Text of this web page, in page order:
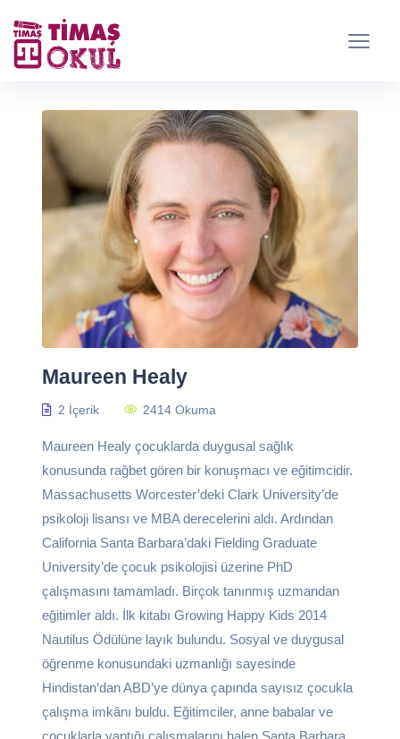
Maureen Healy
2 İçerik 2414 Okuma
Maureen Healy çocuklarda duygusal sağlık
konusunda rağbet gören bir konuşmacı ve eğitimcidir.
Massachusetts Worcester’deki Clark University’de
psikoloji lisansı ve MBA derecelerini aldı. Ardından
California Santa Barbara’daki Fielding Graduate
University’de çocuk psikolojisi üzerine PhD
çalışmasını tamamladı. Birçok tanınmış uzmandan
eğitimler aldı. İlk kitabı Growing Happy Kids 2014
Nautilus Ödülüne layık bulundu. Sosyal ve duygusal
öğrenme konusundaki uzmanlığı sayesinde
Hindistan’dan ABD’ye dünya çapında sayısız çocukla
çalışma imkânı buldu. Eğitimciler, anne babalar ve
çocuklarla yaptığı çalışmalarını halen Santa Barbara